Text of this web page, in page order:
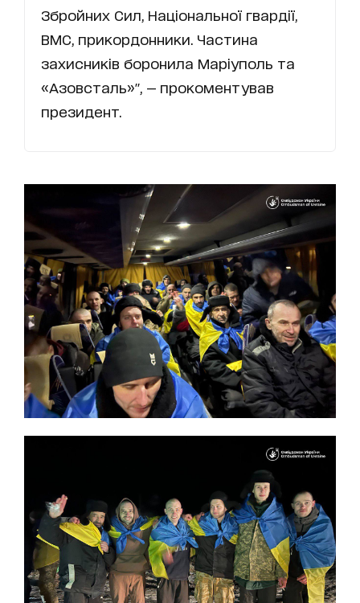
Збройних Сил, Національної гвардії,
ВМС, прикордонники. Частина
захисників боронила Маріуполь та
«Азовсталь»", — прокоментував
президент.